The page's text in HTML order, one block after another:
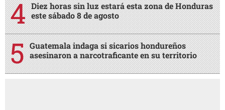
Diez horas sin luz estará esta zona de Honduras
este sábado 8 de agosto
Guatemala indaga si sicarios hondureños
asesinaron a narcotraficante en su territorio